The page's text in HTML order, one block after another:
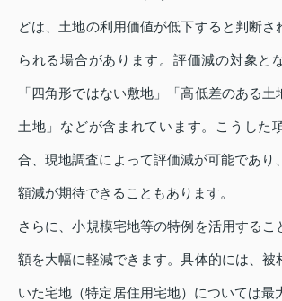
どは、土地の利用価値が低下すると判断さ
られる場合があります。評価減の対象と
「四角形ではない敷地」「高低差のある土
土地」などが含まれています。こうした
合、現地調査によって評価減が可能であり
額減が期待できることもあります。
さらに、小規模宅地等の特例を活用するこ
額を大幅に軽減できます。具体的には、被
いた宅地（特定居住用宅地）については最